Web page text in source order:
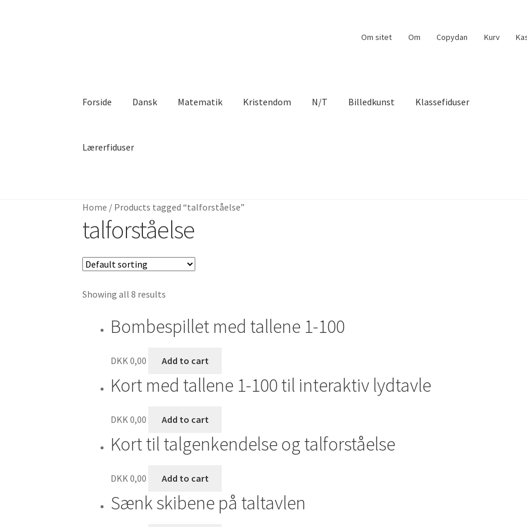
Om sitet Om Copydan Kurv
Forside Dansk Matematik Kristendom N/T Billedkunst Klassefiduser
Lærerfiduser
Home / Products tagged “talforståelse”
talforståelse
Showing all 8 results
Bombespillet med tallene 1-100
DKK 0,00 Add to cart
Kort med tallene 1-100 til interaktiv lydtavle
DKK0,00 Add to cart
Kort til talgenkendelse og talforståelse
DKK0,00 Add to cart
Sænk skibene på taltavlen